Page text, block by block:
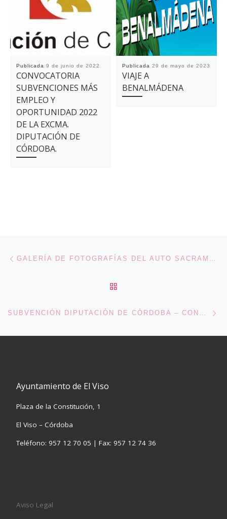
Publicada 9 de junio de 2022
CONVOCATORIA
SUBVENCIONES MÁS
EMPLEO Y
OPORTUNIDAD 2022
DE LA EXCMA.
DIPUTACIÓN DE
CÓRDOBA.
Publicada 29 de mayo de 2023
VIAJE A
BENALMÁDENA
Navegación de entradas GALERÍA DE FOTOGRAFÍAS DEL AUTO SACRAMENTAL DE LOS REYES MAGOS
SUBVENCIÓN DIPUTACIÓN DE CÓRDOBA – CONTRATACIÓN ESPECIALISTA EN IGUALDAD
Ayuntamiento de El Viso
Plaza de la Constitución, 1
El Viso – Córdoba
Teléfono: 957 12 70 05 | Fax: 957 12 74 36
Aviso Legal